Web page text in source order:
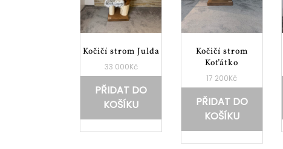
Kočičí strom Julda
33 000Kč
PŘIDAT DO
KOŠÍKU
Kočičí strom
Koťátko
17 200Kč
PŘIDAT DO
KOŠÍKU